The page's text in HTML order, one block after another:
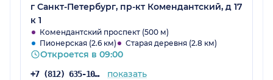
г Санкт-Петербург, пр-кт Комендантский, д 17
к 1
Комендантский проспект (500 м)
Пионерская (2.6 км)
Старая деревня (2.8 км)
Откроется в 09:00
+7 (812) 635-10-15 показать